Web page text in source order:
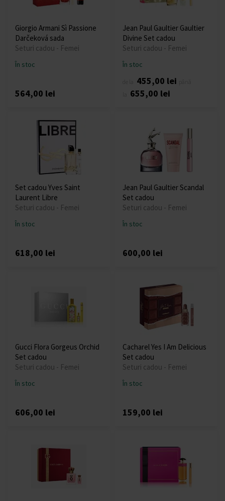
Giorgio Armani Sì Passione
Darčeková sada
Seturi cadou - Femei
În stoc
564,00 lei
Jean Paul Gaultier Gaultier
Divine Set cadou
Seturi cadou - Femei
În stoc
455,00 lei
655,00 lei
Set cadou Yves Saint
Laurent Libre
Seturi cadou - Femei
În stoc
618,00 lei
Jean Paul Gaultier Scandal
Set cadou
Seturi cadou - Femei
În stoc
600,00 lei
Gucci Flora Gorgeus Orchid
Set cadou
Seturi cadou - Femei
În stoc
606,00 lei
Cacharel Yes I Am Delicious
Set cadou
Seturi cadou - Femei
În stoc
159,00 lei